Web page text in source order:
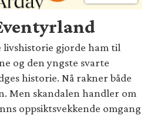
livshistorie gjorde ham til
og den yngste svarte
historie. Nå rakner både
Men skandalen handler om
oppsiktsvekkende omgang